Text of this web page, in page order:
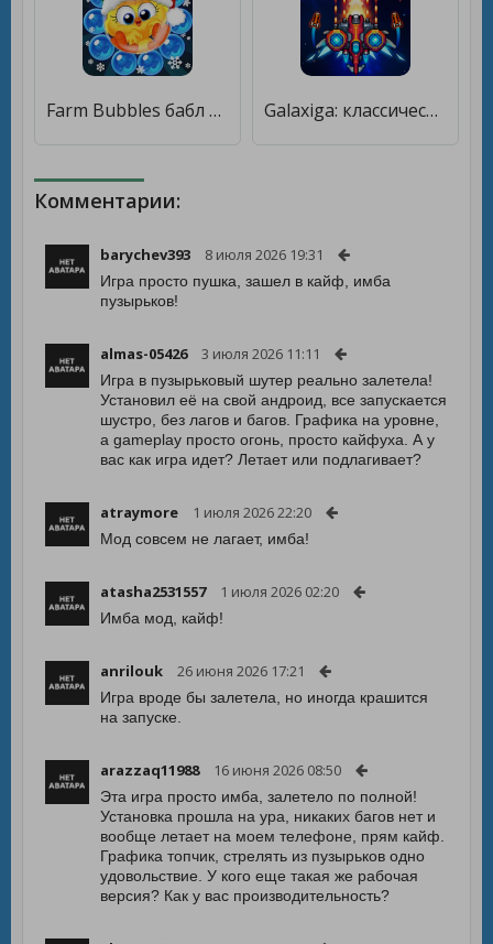
Farm Bubbles бабл шутер [Много денег] Galaxiga: классический шутер [Много денег]
Комментарии:
barychev393 8 июля 2026 19:31
Игра просто пушка, зашел в кайф, имба
пузырьков!
almas-05426 3 июля 2026 11:11
Игра в пузырьковый шутер реально залетела!
Установил её на свой андроид, все запускается
шустро, без лагов и багов. Графика на уровне,
а gameplay просто огонь, просто кайфуха. А у
вас как игра идет? Летает или подлагивает?
atraymore 1 июля 2026 22:20
Мод совсем не лагает, имба!
atasha2531557 1 июля 2026 02:20
Имба мод, кайф!
anrilouk 26 июня 2026 17:21
Игра вроде бы залетела, но иногда крашится
на запуске.
arazzaq11988 16 июня 2026 08:50
Эта игра просто имба, залетело по полной!
Установка прошла на ура, никаких багов нет и
вообще летает на моем телефоне, прям кайф.
Графика топчик, стрелять из пузырьков одно
удовольствие. У кого еще такая же рабочая
версия? Как у вас производительность?